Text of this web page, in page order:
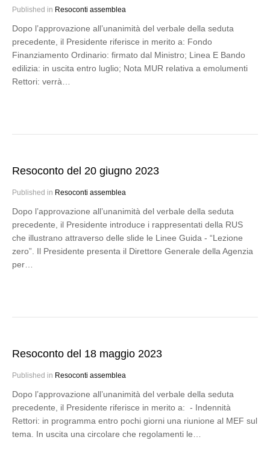
Published in Resoconti assemblea
Dopo l’approvazione all’unanimità del verbale della seduta
precedente, il Presidente riferisce in merito a: Fondo
Finanziamento Ordinario: firmato dal Ministro; Linea E Bando
edilizia: in uscita entro luglio; Nota MUR relativa a emolumenti
Rettori: verrà…
Resoconto del 20 giugno 2023
Published in Resoconti assemblea
Dopo l’approvazione all’unanimità del verbale della seduta
precedente, il Presidente introduce i rappresentati della RUS
che illustrano attraverso delle slide le Linee Guida - “Lezione
zero”. Il Presidente presenta il Direttore Generale della Agenzia
per…
Resoconto del 18 maggio 2023
Published in Resoconti assemblea
Dopo l’approvazione all’unanimità del verbale della seduta
precedente, il Presidente riferisce in merito a: - Indennità
Rettori: in programma entro pochi giorni una riunione al MEF sul
tema. In uscita una circolare che regolamenti le…